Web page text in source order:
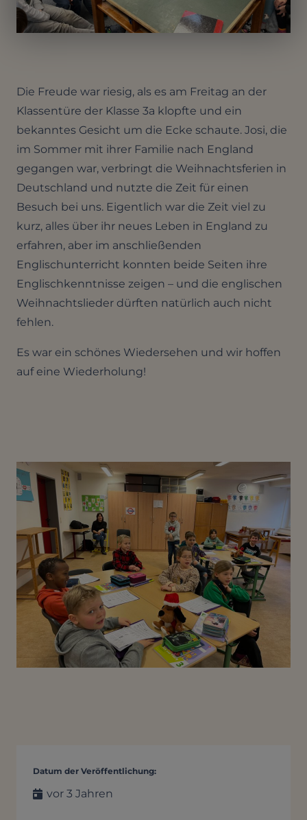
Die Freude war riesig, als es am Freitag an der
Klassentüre der Klasse 3a klopfte und ein
bekanntes Gesicht um die Ecke schaute. Josi, die
im Sommer mit ihrer Familie nach England
gegangen war, verbringt die Weihnachtsferien in
Deutschland und nutzte die Zeit für einen
Besuch bei uns. Eigentlich war die Zeit viel zu
kurz, alles über ihr neues Leben in England zu
erfahren, aber im anschließenden
Englischunterricht konnten beide Seiten ihre
Englischkenntnisse zeigen – und die englischen
Weihnachtslieder dürften natürlich auch nicht
fehlen.
Es war ein schönes Wiedersehen und wir hoffen
auf eine Wiederholung!
Datum der Veröffentlichung:
vor 3 Jahren